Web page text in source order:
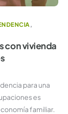
,
con vivienda
para una
es
familiar.